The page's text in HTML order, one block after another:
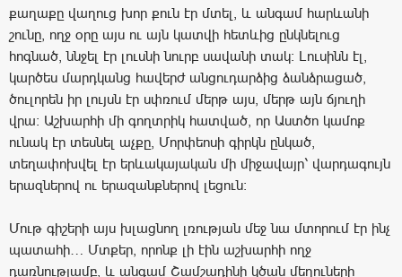
քաղաքը վաղուց խոր քուն էր մտել, և անգամ հարևանի
շունը, ողջ օրը այս ու այն կատվի հետևից ընկնելուց
հոգնած, ննջել էր լուսնի նուրբ սավանի տակ։ Լուսինն էլ,
կարծես մարդկանց հավերժ անցուդարձից ձանձրացած,
ծուլորեն իր լույսն էր սփռում մերթ այս, մերթ այն ճյուղի
վրա։ Աշխարհի մի գողտրիկ հատված, որ Աստծո կամոք
ունակ էր տեսնել աչքը, Մորփեոսի գիրկն ընկած,
տեղափոխվել էր երևակայական մի միջավայր՝ վարդագույն
երազներով ու երազանքներով լեցուն։
Մութ գիշերի այս խլացնող լռության մեջ նա մտորում էր ինչ
պատահի… Մտքեր, որոնք լի էին աշխարհի ողջ
դառնությամբ, և անգամ Շամշադինի կծան մեղուների